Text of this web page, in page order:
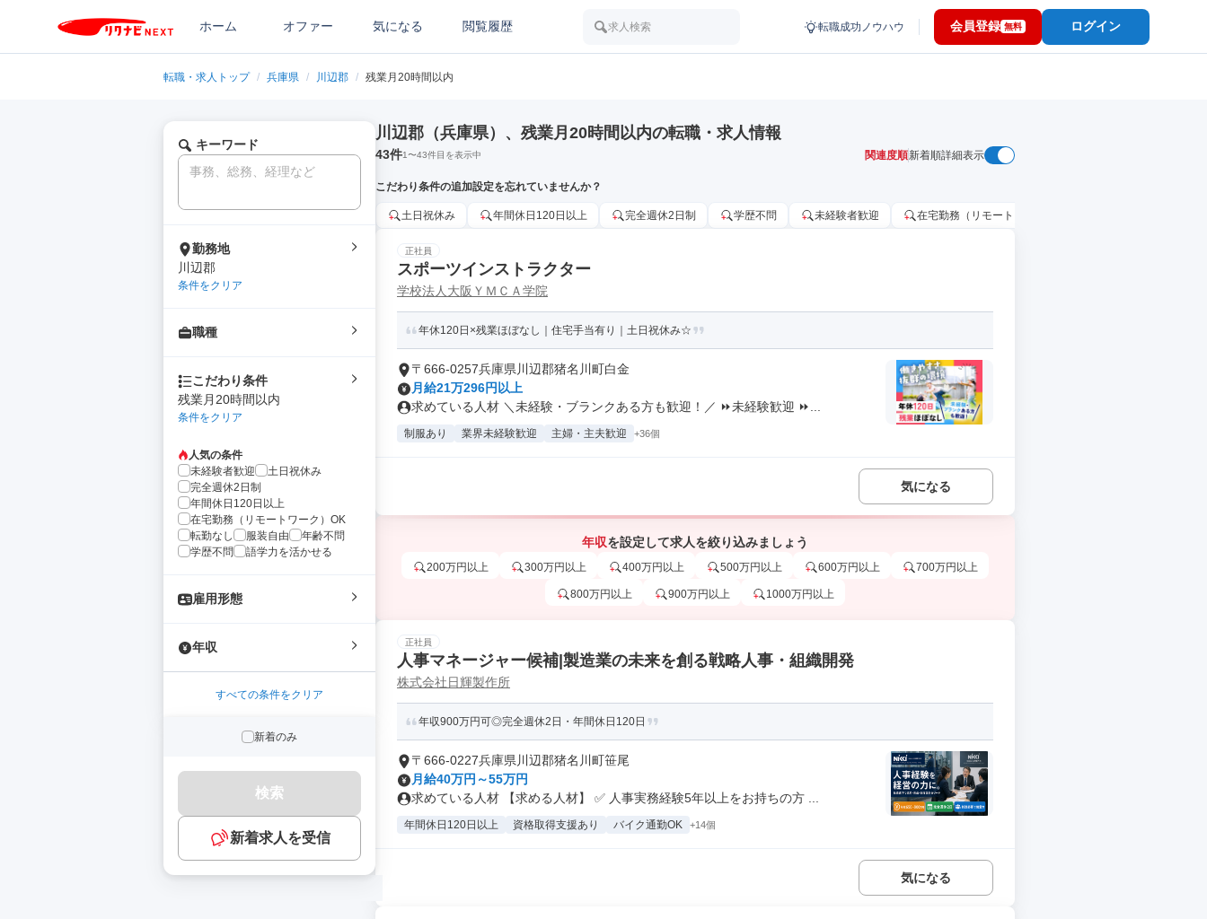
ホーム オファー 気になる 閲覧履歴 求人検索 転職成功ノウハウ 会員登録 無料 ログイン
転職・求人トップ / 兵庫県 / 川辺郡 / 残業月20時間以内
キーワード
勤務地
川辺郡
条件をクリア
職種
こだわり条件
残業月20時間以内
条件をクリア
人気の条件
未経験者歓迎
土日祝休み
完全週休2日制
年間休日120日以上
在宅勤務（リモートワーク）OK
転勤なし
服装自由
年齢不問
学歴不問
語学力を活かせる
雇用形態
年収
すべての条件をクリア
新着のみ
検索
新着求人を受信
川辺郡（兵庫県）、残業月20時間以内の転職・求人情報
43件1〜43件目を表示中 関連度順新着順詳細表示
こだわり条件の追加設定を忘れていませんか？
土日祝休み 年間休日120日以上 完全週休2日制 学歴不問 未経験者歓迎 在宅勤務（リモートワーク）OK
正社員
スポーツインストラクター
学校法人大阪ＹＭＣＡ学院
年休120日×残業ほぼなし｜住宅手当有り｜土日祝休み☆
〒666-0257兵庫県川辺郡猪名川町白金
月給21万296円以上
求めている人材 ＼未経験・ブランクある方も歓迎！／ ⏩未経験歓迎 ⏩...
制服あり 業界未経験歓迎 主婦・主夫歓迎 +36個
気になる
年収を設定して求人を絞り込みましょう
200万円以上 300万円以上 400万円以上 500万円以上 600万円以上 700万円以上
800万円以上 900万円以上 1000万円以上
正社員
人事マネージャー候補|製造業の未来を創る戦略人事・組織開発
株式会社日輝製作所
年収900万円可◎完全週休2日・年間休日120日
〒666-0227兵庫県川辺郡猪名川町笹尾
月給40万円～55万円
求めている人材 【求める人材】 ✅ 人事実務経験5年以上をお持ちの方 ...
年間休日120日以上 資格取得支援あり バイク通勤OK +14個
気になる